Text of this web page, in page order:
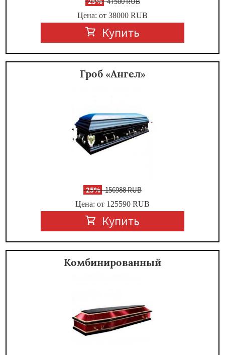
Цена: от 38000 RUB
Купить
Гроб «Ангел»
-25%156988 RUB
Цена: от 125590 RUB
Купить
Комбинированный